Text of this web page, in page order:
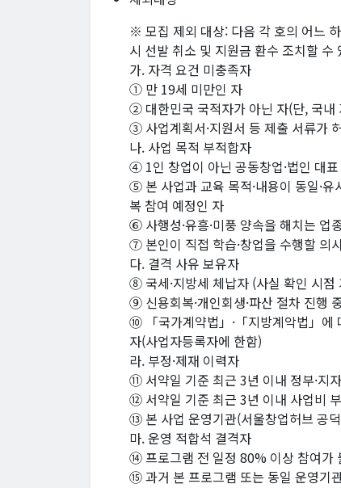
※ 모집 제외 대상: 다음 각 호의 어느
시 선발 취소 및 지원금 환수 조치할 수
가. 자격 요건 미충족자
① 만 19세 미만인 자
② 대한민국 국적자가 아닌 자(단, 국내
③ 사업계획서·지원서 등 제출 서류가
나. 사업 목적 부적합자
④ 1인 창업이 아닌 공동창업·법인 대
⑤ 본 사업과 교육 목적·내용이 동일·
복 참여 예정인 자
⑥ 사행성·유흥·미풍 양속을 해치는 업
⑦ 본인이 직접 학습·창업을 수행할 의
다. 결격 사유 보유자
⑧ 국세·지방세 체납자 (사실 확인 시점
⑨ 신용회복·개인회생·파산 절차 진행
⑩ 「국가계약법」·「지방계악법」에
자(사업자등록자에 한함)
라. 부정·제재 이력자
⑪ 서약일 기준 최근 3년 이내 정부·지
⑫ 서약일 기준 최근 3년 이내 사업비
⑬ 본 사업 운영기관(서울창업허브 공
마. 운영 적합석 결격자
⑭ 프로그램 전 일정 80% 이상 참여가
⑮ 과거 본 프로그램 또는 동일 운영기